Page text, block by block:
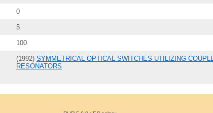
0
5
100
(1992) SYMMETRICAL OPTICAL SWITCHES UTILIZING
RESONATORS